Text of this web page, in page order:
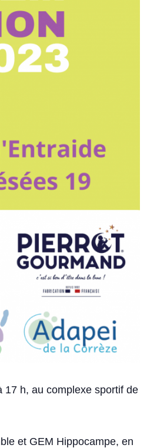
17 h, au complexe sportif de
et GEM Hippocampe, en